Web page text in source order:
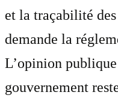
et la traçabilité
demande la
L’opinion
gouvernement